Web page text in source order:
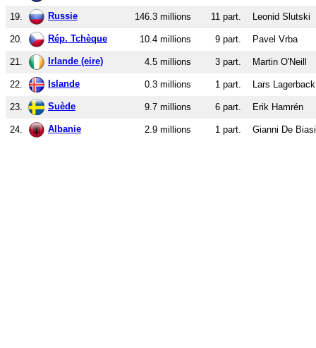
19. Russie 146.3 millions 11 part. Leonid Slutski
20. Rép. Tchèque 10.4 millions 9 part. Pavel Vrba
21. Irlande (eire) 4.5 millions 3 part. Martin O'Neill
22. Islande 0.3 millions 1 part. Lars Lagerback
23. Suède 9.7 millions 6 part. Erik Hamrén
24. Albanie 2.9 millions 1 part. Gianni De Biasi